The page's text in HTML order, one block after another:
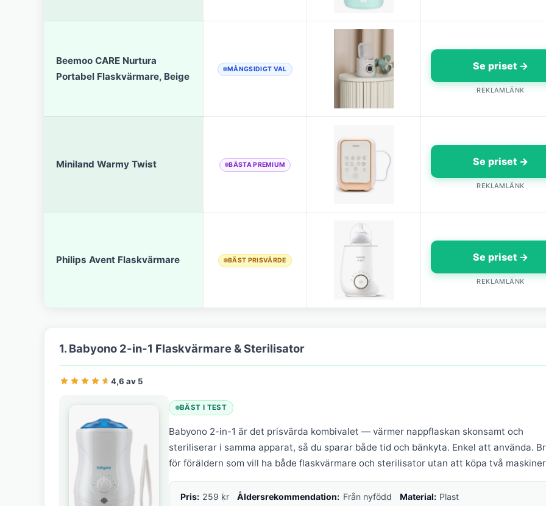
Beemoo CARE Nurtura
Portabel Flaskvärmare, Beige
MÅNGSIDIGT VAL Se priset →
REKLAMLÄNK
Miniland Warmy Twist BÄSTA PREMIUM Se priset →
REKLAMLÄNK
Philips Avent Flaskvärmare BÄST PRISVÄRDE Se priset →
REKLAMLÄNK
1. Babyono 2-in-1 Flaskvärmare & Sterilisator
4,6 av 5
BÄST I TEST
Babyono 2-in-1 är det prisvärda kombivalet — värmer nappflaskan skonsamt och
steriliserar i samma apparat, så du sparar både tid och bänkyta. Enkel att använda.
för föräldern som vill ha både flaskvärmare och sterilisator utan att köpa två
Pris: 259 kr Åldersrekommendation: Från nyfödd Material: Plast